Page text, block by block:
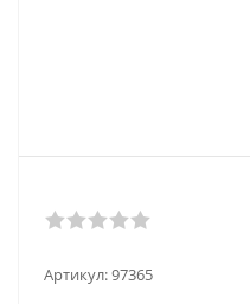
Артикул:97365